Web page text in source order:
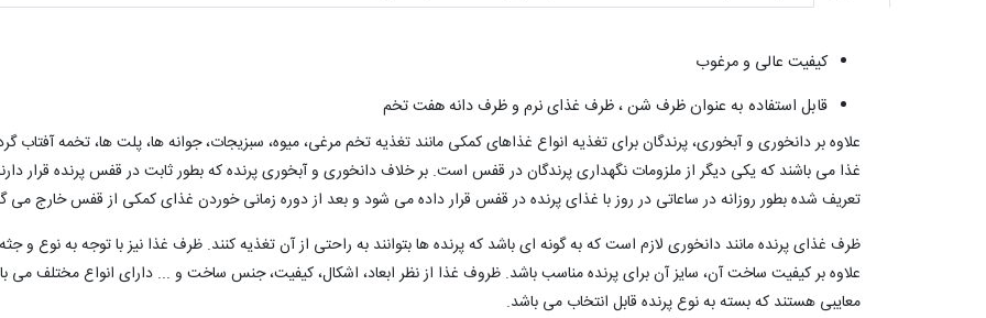
کیفیت عالی و مرغوب
​قابل استفاده به عنوان ظرف شن ، ظرف غذای نرم و ظرف دانه هفت تخم
علاوه بر دانخوری و آبخوری، پرندگان برای تغذیه انواع غذاهای کمکی مانند تغذیه تخم مرغی، میوه، سبزیجات، جوانه ها، پلت ها، تخمه آفتاب
غذا می باشند که یکی دیگر از ملزومات نگهداری پرندگان در قفس است. بر خلاف دانخوری و آبخوری پرنده که بطور ثابت در قفس پرنده قرار
تعریف شده بطور روزانه در ساعاتی در روز با غذای پرنده در قفس قرار داده می شود و بعد از دوره زمانی خوردن غذای کمکی از قفس خارج می
ظرف غذای پرنده مانند دانخوری لازم است که به گونه ای باشد که پرنده ها بتوانند به راحتی از آن تغذیه کنند. ظرف غذا نیز با توجه به نوع
علاوه بر کیفیت ساخت آن، سایز آن برای پرنده مناسب باشد. ظروف غذا از نظر ابعاد، اشکال، کیفیت، جنس ساخت و ... دارای انواع مختلف می
معایبی هستند که بسته به نوع پرنده قابل انتخاب می باشد.